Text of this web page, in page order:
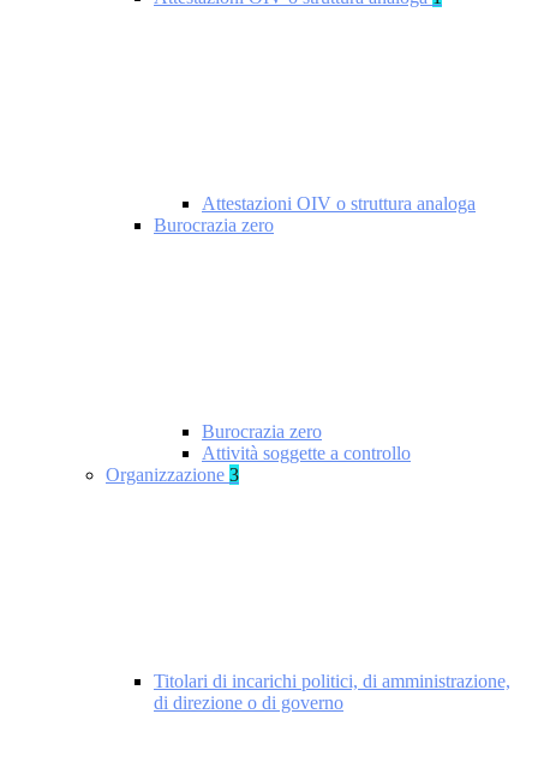
Attestazioni OIV o struttura analoga
Burocrazia zero
Burocrazia zero
Attività soggette a controllo
Organizzazione 3
Titolari di incarichi politici, di amministrazione,
di direzione o di governo